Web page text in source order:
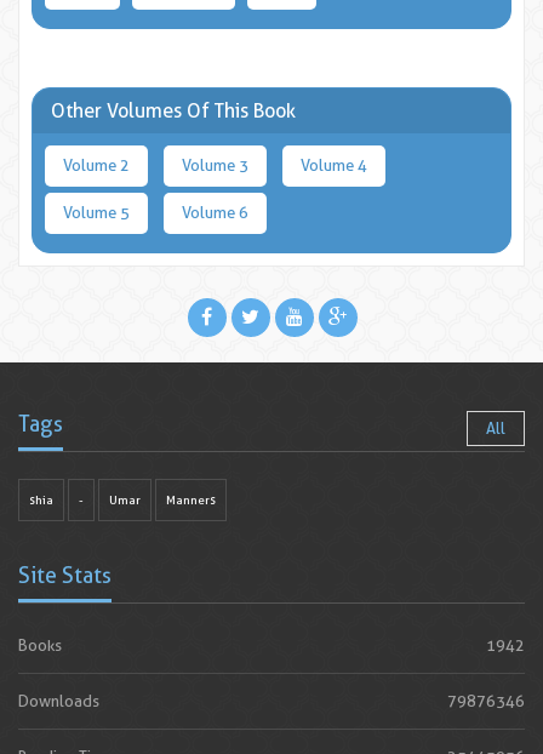
Other Volumes Of This Book
Volume 2 Volume 3 Volume 4
Volume 5 Volume 6
Tags All
shia - Umar Manners
Site Stats
Books 1942
Downloads 79876346